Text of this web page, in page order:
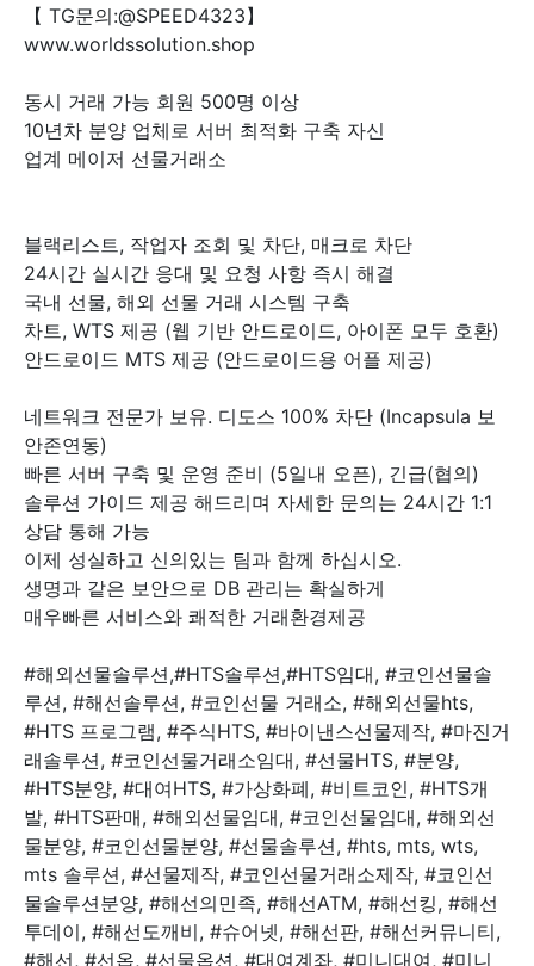
【 TG문의:@SPEED4323】
www.worldssolution.shop
동시 거래 가능 회원 500명 이상
10년차 분양 업체로 서버 최적화 구축 자신
업계 메이저 선물거래소
블랙리스트, 작업자 조회 및 차단, 매크로 차단
24시간 실시간 응대 및 요청 사항 즉시 해결
국내 선물, 해외 선물 거래 시스템 구축
차트, WTS 제공 (웹 기반 안드로이드, 아이폰 모두 호환)
안드로이드 MTS 제공 (안드로이드용 어플 제공)
네트워크 전문가 보유. 디도스 100% 차단 (Incapsula 보
안존연동)
빠른 서버 구축 및 운영 준비 (5일내 오픈), 긴급(협의)
솔루션 가이드 제공 해드리며 자세한 문의는 24시간 1:1
상담 통해 가능
이제 성실하고 신의있는 팀과 함께 하십시오.
생명과 같은 보안으로 DB 관리는 확실하게
매우빠른 서비스와 쾌적한 거래환경제공
#해외선물솔루션,#HTS솔루션,#HTS임대, #코인선물솔
루션, #해선솔루션, #코인선물 거래소, #해외선물hts,
#HTS 프로그램, #주식HTS, #바이낸스선물제작, #마진거
래솔루션, #코인선물거래소임대, #선물HTS, #분양,
#HTS분양, #대여HTS, #가상화폐, #비트코인, #HTS개
발, #HTS판매, #해외선물임대, #코인선물임대, #해외선
물분양, #코인선물분양, #선물솔루션, #hts, mts, wts,
mts 솔루션, #선물제작, #코인선물거래소제작, #코인선
물솔루션분양, #해선의민족, #해선ATM, #해선킹, #해선
투데이, #해선도깨비, #슈어넷, #해선판, #해선커뮤니티,
#해선, #선옵, #선물옵션, #대여계좌, #미니대여, #미니